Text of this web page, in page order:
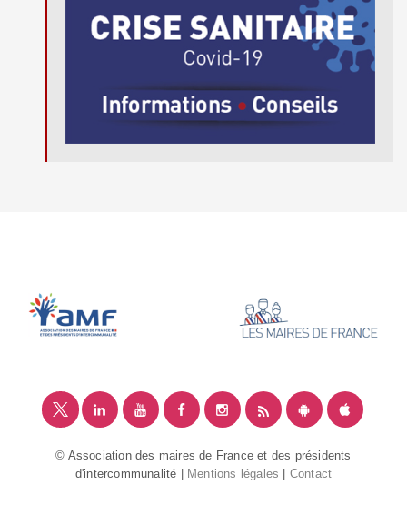
© Association des maires de France et des présidents
d'intercommunalité |
Mentions légales Contact